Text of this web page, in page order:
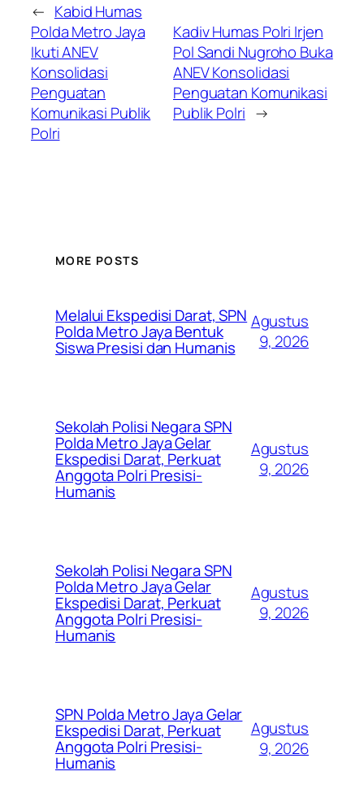
← Kabid Humas
Polda Metro Jaya
Ikuti ANEV
Konsolidasi
Penguatan
Komunikasi Publik
Polri
Kadiv Humas Polri Irjen
Pol Sandi Nugroho Buka
ANEV Konsolidasi
Penguatan Komunikasi
Publik Polri →
MORE POSTS
Melalui Ekspedisi Darat, SPN
Polda Metro Jaya Bentuk
Siswa Presisi dan Humanis
Agustus
9, 2026
Sekolah Polisi Negara SPN
Polda Metro Jaya Gelar
Ekspedisi Darat, Perkuat
Anggota Polri Presisi-
Humanis
Agustus
9, 2026
Sekolah Polisi Negara SPN
Polda Metro Jaya Gelar
Ekspedisi Darat, Perkuat
Anggota Polri Presisi-
Humanis
Agustus
9, 2026
SPN Polda Metro Jaya Gelar
Ekspedisi Darat, Perkuat
Anggota Polri Presisi-
Humanis
Agustus
9, 2026